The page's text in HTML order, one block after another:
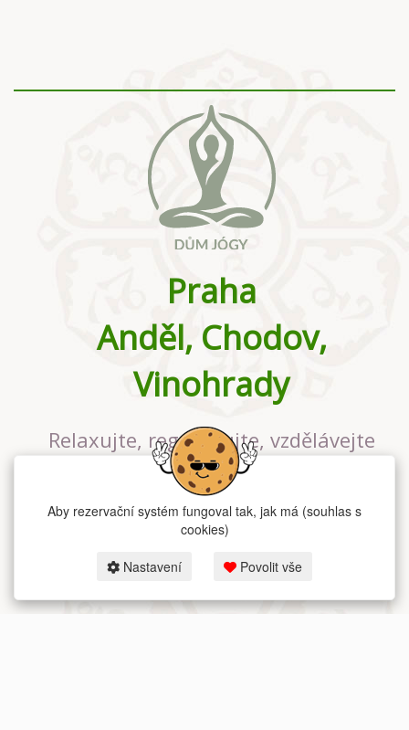
Praha
Anděl, Chodov,
Vinohrady
Relaxujte, regenerujte, vzdělávejte
se v největším jógovém studiu v
Praze
Aby rezervační systém fungoval tak, jak má (souhlas s
cookies)
Nastavení Povolit vše